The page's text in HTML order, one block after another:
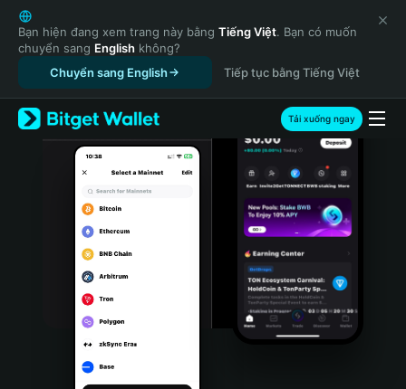
English
日本語
Tiếng Việt
Русский
Español (Latinoamérica)
Türkçe
Italiano
Português (Portugal)
Bahasa Indonesia
Português (Brasil)
Bạn hiện đang xem trang này bằng Tiếng Việt. Bạn có muốn
chuyển sang English không?
Chuyển sang English
Tiếp tục bằng Tiếng Việt
Tải xuống ngay